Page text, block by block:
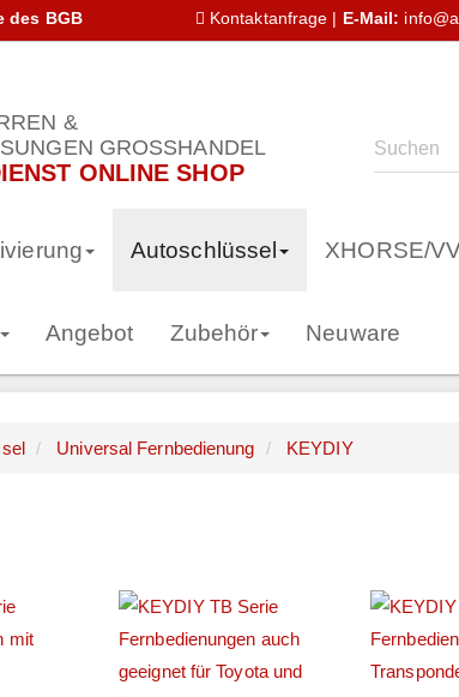
des BGB Kontaktanfrage E-Mail:
&
GROSSHANDEL
ONLINE SHOP
Autoschlüssel XHORSE/
Angebot Zubehör Neuware
Universal Fernbedienung KEYDIY